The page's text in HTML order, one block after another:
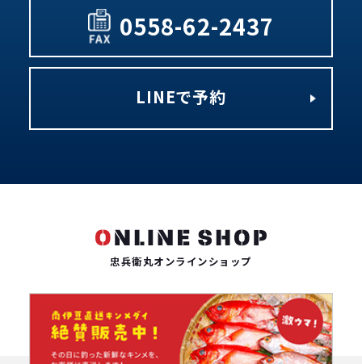
0558-62-2437
LINEで予約